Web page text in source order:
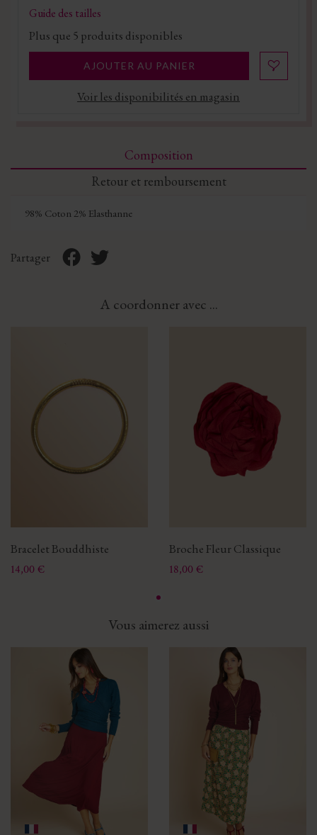
Guide des tailles
Plus que 5 produits disponibles
AJOUTER AU PANIER
Voir les disponibilités en magasin
Composition
Retour et remboursement
98% Coton 2% Elasthanne
Partager
A coordonner avec ...
Bracelet Bouddhiste
Prix
14,00 €
Broche Fleur Classique
Prix
18,00 €
Vous aimerez aussi